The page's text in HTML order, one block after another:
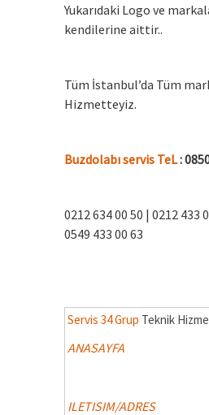
Yukarıdaki Logo ve
kendilerine aittir..
Tüm İstanbul’da Tüm
Hizmetteyiz.
Buzdolabı servis TeL:
0212 634 00 50 | 0212 433
0549 433 00 63
Servis 34 Grup Teknik
ANASAYFA
ILETISIM/ADRES